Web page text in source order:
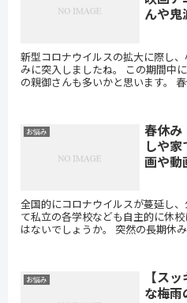
んや鬼
新型コロナウイルスの拡大に際し
みに突入しましたね。 この期間中
の親御さんも多いかと思います。
お悩み
春休み
しや
画や動
全国的にコロナウイルスが蔓延し
て私立の各学校なども自主的に休
はないでしょうか。 突然の長期休みで驚いてしまいましたよね。
お悩み
【ス
な梅雨